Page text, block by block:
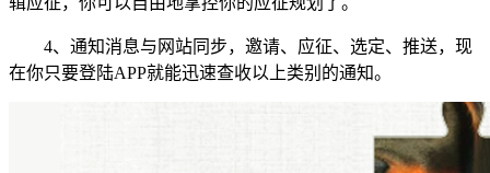
4、通知消息与网站同步，邀请、应征、选定、推送，现
在你只要登陆APP就能迅速查收以上类别的通知。